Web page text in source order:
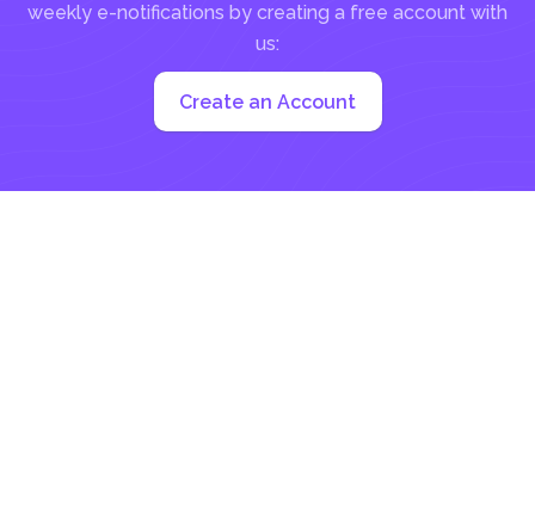
weekly e-notifications by creating a free account with
us:
Create an Account